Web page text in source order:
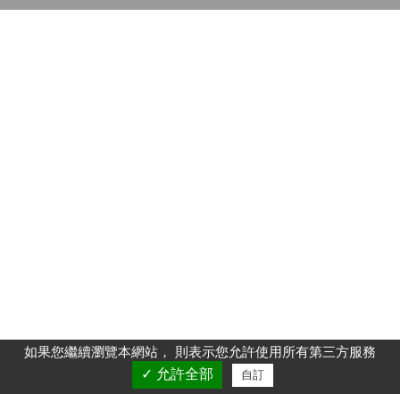
如果您繼續瀏覽本網站， 則表示您允許使用所有第三方服務
✓ 允許全部
自訂